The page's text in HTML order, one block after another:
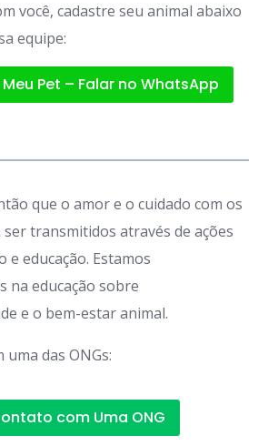
você, cadastre seu animal abaixo
equipe:
Pet – Falar no WhatsApp
que o amor e o cuidado com os
ser transmitidos através de ações
e educação. Estamos
na educação sobre
e o bem-estar animal.
uma das ONGs:
com Uma ONG